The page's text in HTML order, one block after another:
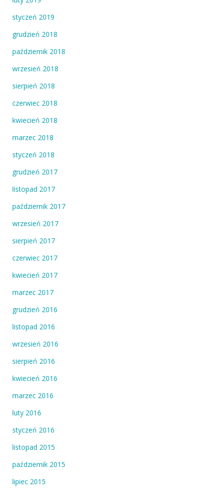
styczeń 2019
grudzień 2018
październik 2018
wrzesień 2018
sierpień 2018
czerwiec 2018
kwiecień 2018
marzec 2018
styczeń 2018
grudzień 2017
listopad 2017
październik 2017
wrzesień 2017
sierpień 2017
czerwiec 2017
kwiecień 2017
marzec 2017
grudzień 2016
listopad 2016
wrzesień 2016
sierpień 2016
kwiecień 2016
marzec 2016
luty 2016
styczeń 2016
listopad 2015
październik 2015
lipiec 2015